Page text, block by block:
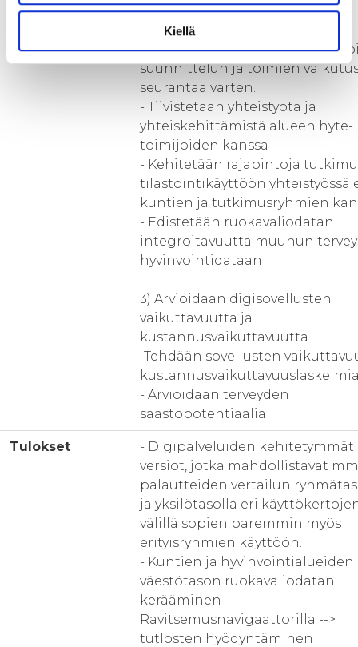
Kiellä
- Kelhitetään alueellista
tiedonkeruuta esim.
tilannekartoituksen,
suunnittelun ja toimien
seurantaa varten.
- Tiivistetään yhteistyötä ja
yhteiskehittämistä alueen hyte-
toimijoiden kanssa
- Kehitetään rajapintoja
tilastointikäyttöön yhteistyössä
kuntien ja tutkimusryhmien
- Edistetään ruokavaliodatan
integroitavuutta muuhun
hyvinvointidataan
3) Arvioidaan digisovellusten
vaikuttavuutta ja
kustannusvaikuttavuutta
-Tehdään sovellusten
- Arvioidaan terveyden
säästöpotentiaalia
Tulokset
- Digipalveluiden kehitetymmät
versiot, jotka mahdollistavat
palautteiden vertailun
ja yksilötasolla eri
välillä sopien paremmin myös
erityisryhmien käyttöön.
- Kuntien ja hyvinvointialueiden
väestötason ruokavaliodatan
kerääminen
Ravitsemusnavigaattorilla -->
tutlosten hyödyntäminen